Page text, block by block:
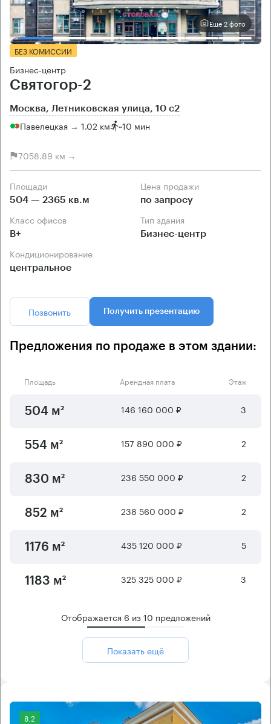
Еще 2 фото
БЕЗ КОМИССИИ
Бизнес-центр
Святогор-2
Москва, Летниковская улица, 10 с2
Павелецкая → 1.02 км ~10 мин
7058.89 км →
Площади
504 — 2365 кв.м
Цена продажи
по запросу
Класс офисов
B+
Тип здания
Бизнес-центр
Кондиционирование
центральное
Позвонить Получить презентацию
Предложения по продаже в этом здании:
Площадь Арендная плата Этаж
504 м² 146 160 000 ₽ 3
554 м² 157 890 000 ₽ 2
830 м² 236 550 000 ₽ 2
852 м² 238 560 000 ₽ 2
1176 м² 435 120 000 ₽ 5
1183 м² 325 325 000 ₽ 3
Отображается 6 из10 предложений
Показать ещё
8.2